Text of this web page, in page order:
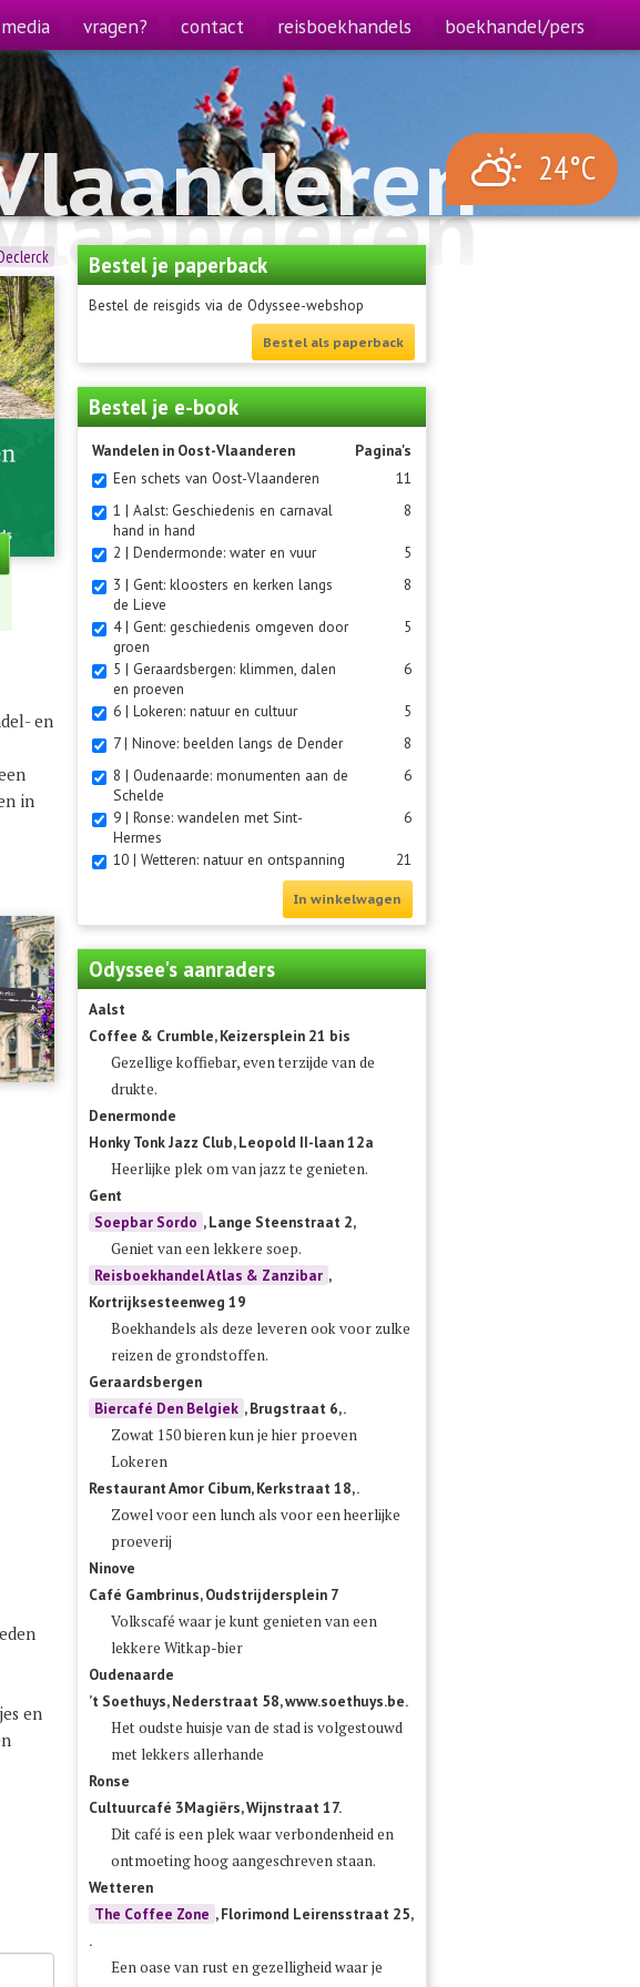
vragen? contact reisboekhandels boekhandel/pers
24°C
Bestel je paperback
Bestel de reisgids via de Odyssee-webshop
Bestel als paperback
Bestel je e-book
Wandelen in Oost-Vlaanderen
Pagina's
Een schets van Oost-Vlaanderen
11
1 | Aalst: Geschiedenis en carnaval
hand in hand
8
2 | Dendermonde: water en vuur
5
3 | Gent: kloosters en kerken langs
de Lieve
8
4 | Gent: geschiedenis omgeven door
groen
5
5 | Geraardsbergen: klimmen, dalen
en proeven
6
6 | Lokeren: natuur en cultuur
5
7 | Ninove: beelden langs de Dender
8
8 | Oudenaarde: monumenten aan de
Schelde
6
9 | Ronse: wandelen met Sint-
Hermes
6
10 | Wetteren: natuur en ontspanning 21
In winkelwagen
Odyssee's aanraders
Aalst
Coffee & Crumble, Keizersplein 21 bis
Gezellige koffiebar, even terzijde van de
drukte.
Denermonde
Honky Tonk Jazz Club, Leopold II-laan 12a
Heerlijke plek om van jazz te genieten.
Gent
Soepbar Sordo , Lange Steenstraat 2,
Geniet van een lekkere soep.
Reisboekhandel Atlas & Zanzibar ,
Kortrijksesteenweg 19
Boekhandels als deze leveren ook voor zulke
reizen de grondstoffen.
Geraardsbergen
Biercafé Den Belgiek , Brugstraat 6, .
Zowat 150 bieren kun je hier proeven
Lokeren
Restaurant Amor Cibum, Kerkstraat 18, .
Zowel voor een lunch als voor een heerlijke
proeverij
Ninove
Café Gambrinus, Oudstrijdersplein 7
Volkscafé waar je kunt genieten van een
lekkere Witkap-bier
Oudenaarde
’t Soethuys, Nederstraat 58, www.soethuys.be.
Het oudste huisje van de stad is volgestouwd
met lekkers allerhande
Ronse
Cultuurcafé 3Magiërs, Wijnstraat 17.
Dit café is een plek waar verbondenheid en
ontmoeting hoog aangeschreven staan.
Wetteren
The Coffee Zone , Florimond Leirensstraat 25,
.
Een oase van rust en gezelligheid waar je
en
in
en